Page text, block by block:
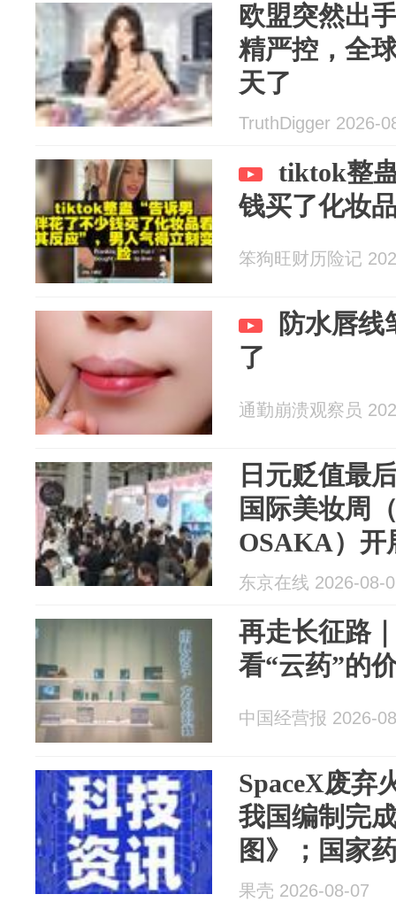
欧盟突然出
精严控，全
天了
TruthDigger 2026-
tiktok整
钱买了化妆
笨狗旺财历险记
防水唇线
了
通勤崩溃观察员
日元贬值最
国际美妆周
OSAKA）开
东京在线 2026-08-
再走长征路
看“云药”的
中国经营报 2026-
SpaceX废弃
我国编制完
图》；国家
品强制性国
果壳 2026-08-07